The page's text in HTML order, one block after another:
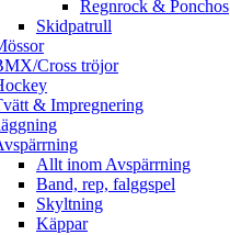
Regnrock & Ponchos
Skidpatrull
Cross tröjor
& Impregnering
Allt inom Avspärrning
Band, rep, falggspel
Skyltning
Käppar